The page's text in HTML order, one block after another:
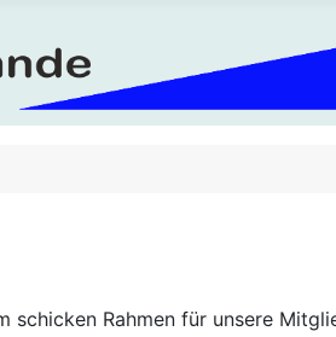
Rahmen für unsere